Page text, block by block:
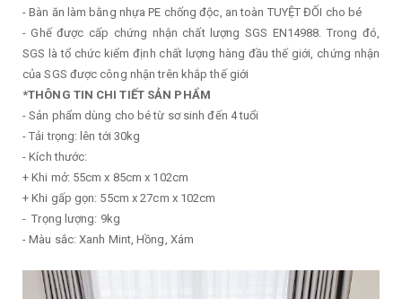
- Bàn ăn làm bằng nhựa PE chống độc, an toàn TUYỆT ĐỐI cho bé
- Ghế được cấp chứng nhận chất lượng SGS EN14988. Trong đó,
SGS là tổ chức kiểm định chất lượng hàng đầu thế giới, chứng nhận
của SGS được công nhận trên khắp thế giới
*THÔNG TIN CHI TIẾT SẢN PHẨM
- Sản phẩm dùng cho bé từ sơ sinh đến 4 tuổi
- Tải trọng: lên tới 30kg
- Kích thước:
+ Khi mở: 55cm x 85cm x 102cm
+ Khi gấp gọn: 55cm x 27cm x 102cm
- Trọng lượng: 9kg
- Màu sắc: Xanh Mint, Hồng, Xám